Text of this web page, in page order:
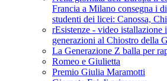
Francia a Milano consegna i
studenti dei licei: Canossa,
rEsistenze - video istallazione
generazioni al Chiostro della
La Generazione Z balla per
Romeo e Giulietta
Premio Giulia Maramotti